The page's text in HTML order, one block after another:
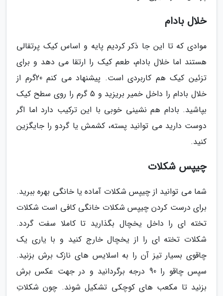
خلال بادام
موادی که تا این جا ذکر کردیم پایه و اساس کیک پرتقالی
هستند اما خلال بادام، طعم کیک را ارتقا می دهد و برای
تزئین کیک هم کاربردی است. پیشنهاد می کنم 20گرم از
خلال بادام را داخل خمیر بریزید و 5 گرم را روی سطح کیک
بپاشید. بادام هم نشینی خوبی با این ترکیب دارد اما اگر
دوست دارید می توانید پسته، کشمش یا گردو را جایگزین
کنید.
چیپس شکلات
شما می توانید از چیپس شکلات آماده یا خانگی بهره ببرید.
برای درست کردن چیپس شکلات خانگی کافی است شکلات
تخته ای را داخل یخچال بگذارید تا کاملا سفت گردد.
شکلات تخته ای را از یخچال خارج کنید و با یاری یک
چاقوی بسیار تیز آن را به اسلایس های نازک برش بزنید.
سپس چاقو را 90 درجه برگردانید و در جهت عکس برش
بزنید تا مکعب های کوچکی تشکیل شوند. چون شکلاتِ